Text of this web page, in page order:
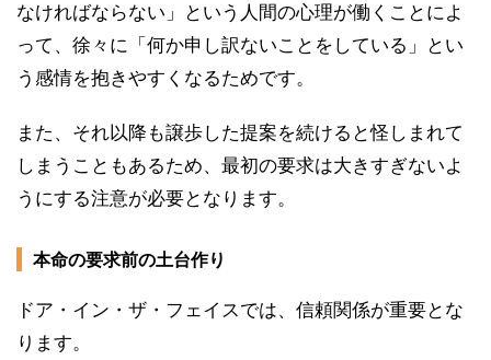
なければならない」という人間の心理が働くことによ
って、徐々に「何か申し訳ないことをしている」とい
う感情を抱きやすくなるためです。
また、それ以降も譲歩した提案を続けると怪しまれて
しまうこともあるため、最初の要求は大きすぎないよ
うにする注意が必要となります。
本命の要求前の土台作り
ドア・イン・ザ・フェイスでは、信頼関係が重要とな
ります。